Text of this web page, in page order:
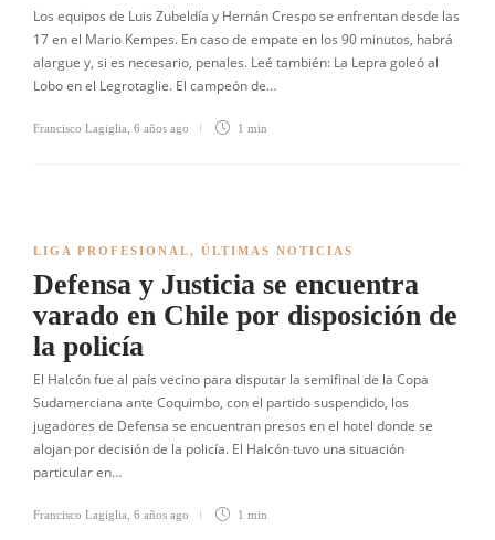
Los equipos de Luis Zubeldía y Hernán Crespo se enfrentan desde las
17 en el Mario Kempes. En caso de empate en los 90 minutos, habrá
alargue y, si es necesario, penales. Leé también: La Lepra goleó al
Lobo en el Legrotaglie. El campeón de…
Francisco Lagiglia 6 años ago 1 min
LIGA PROFESIONAL, ÚLTIMAS NOTICIAS
Defensa y Justicia se encuentra
varado en Chile por disposición de
la policía
El Halcón fue al país vecino para disputar la semifinal de la Copa
Sudamerciana ante Coquimbo, con el partido suspendido, los
jugadores de Defensa se encuentran presos en el hotel donde se
alojan por decisión de la policía. El Halcón tuvo una situación
particular en…
Francisco Lagiglia 6 años ago 1 min